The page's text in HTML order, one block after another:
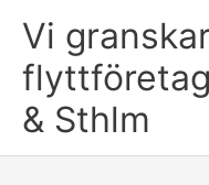
content
Vi
& Sthlm